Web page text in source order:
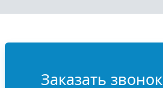
Заказать звонок